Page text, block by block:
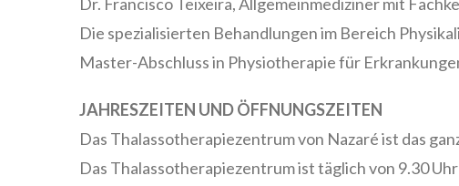
Die spezialisierten Behandlungen im Bereich
Master-Abschluss in Physiotherapie für
JAHRESZEITEN UND ÖFFNUNGSZEITEN
Das Thalassotherapiezentrum von Nazaré ist das
Das Thalassotherapiezentrum ist täglich von 9.30